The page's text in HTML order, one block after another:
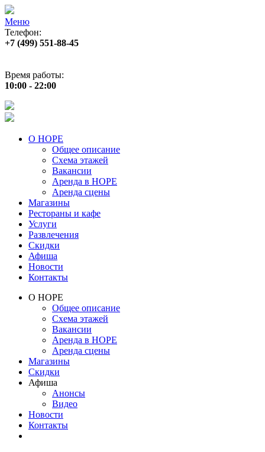
Меню
Телефон:
+7 (499) 551‑88‑45
Время работы:
10:00 - 22:00
О НОРЕ
Общее описание
Схема этажей
Вакансии
Аренда в НОРЕ
Аренда сцены
Магазины
Рестораны и кафе
Услуги
Развлечения
Скидки
Афиша
Новости
Контакты
О НОРЕ
Общее описание
Схема этажей
Вакансии
Аренда в НОРЕ
Аренда сцены
Магазины
Скидки
Афиша
Анонсы
Видео
Новости
Контакты